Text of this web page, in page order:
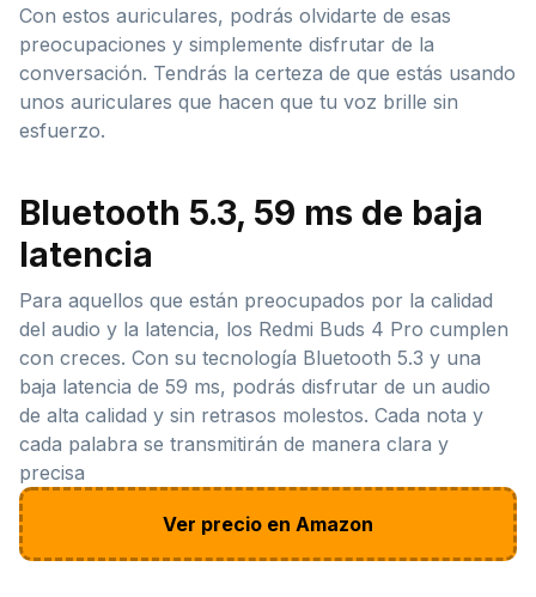
Con estos auriculares, podrás olvidarte de esas
preocupaciones y simplemente disfrutar de la
conversación. Tendrás la certeza de que estás usando
unos auriculares que hacen que tu voz brille sin
esfuerzo.
Bluetooth 5.3, 59 ms de baja
latencia
Para aquellos que están preocupados por la calidad
del audio y la latencia, los Redmi Buds 4 Pro cumplen
con creces. Con su tecnología Bluetooth 5.3 y una
baja latencia de 59 ms, podrás disfrutar de un audio
de alta calidad y sin retrasos molestos. Cada nota y
cada palabra se transmitirán de manera clara y
precisa
Ver precio en Amazon